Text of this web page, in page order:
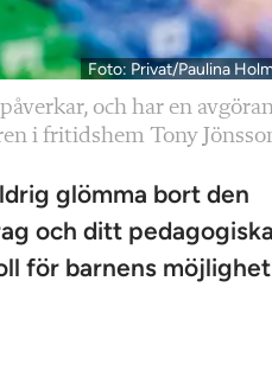
Foto: Privat/Paulina
och har en
i fritidshem Tony
glömma bort den
och ditt pedagogiska
för barnens